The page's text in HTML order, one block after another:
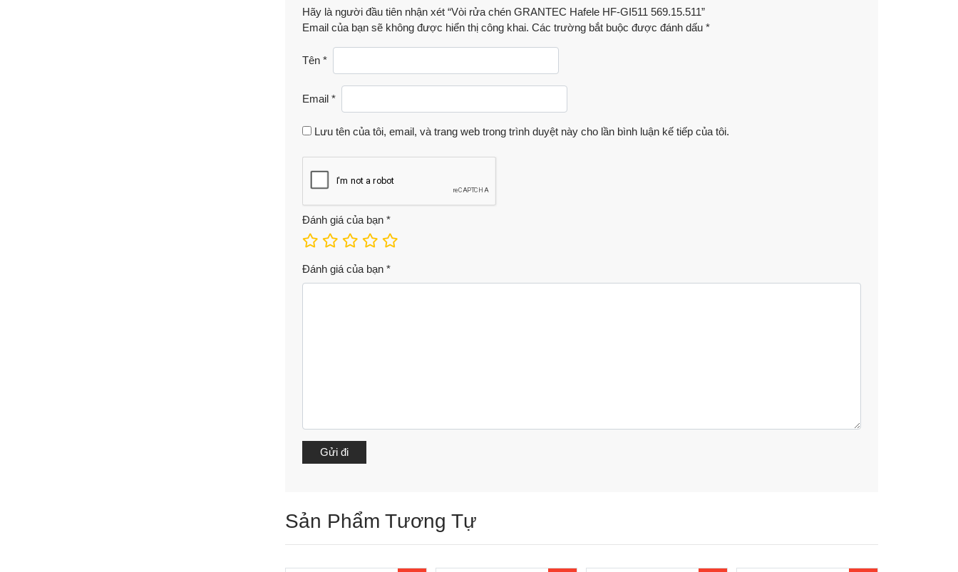
Hãy là người đầu tiên nhận xét “Vòi rửa chén GRANTEC Hafele HF-GI511 569.15.511”
Email của bạn sẽ không được hiển thị công khai. Các trường bắt buộc được đánh dấu *
Tên *
Email *
Lưu tên của tôi, email, và trang web trong trình duyệt này cho lần bình luận kế tiếp của tôi.
Đánh giá của bạn *
Đánh giá của bạn *
Sản Phẩm Tương Tự